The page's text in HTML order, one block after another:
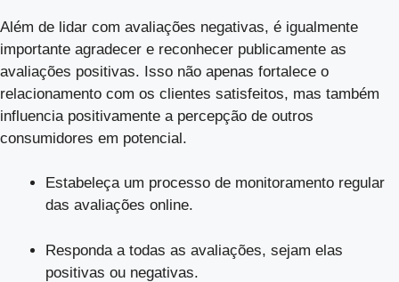
Além de lidar com avaliações negativas, é igualmente
importante agradecer e reconhecer publicamente as
avaliações positivas. Isso não apenas fortalece o
relacionamento com os clientes satisfeitos, mas também
influencia positivamente a percepção de outros
consumidores em potencial.
Estabeleça um processo de monitoramento regular
das avaliações online.
Responda a todas as avaliações, sejam elas
positivas ou negativas.